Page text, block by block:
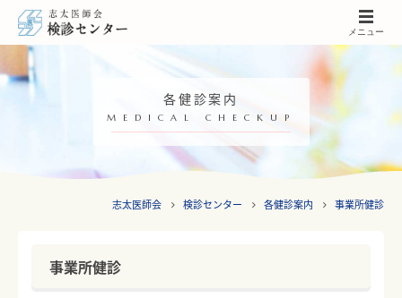
メニュー
各健診案内
MEDICAL CHECKUP
志太医師会 検診センター 各健診案内 事業所健診
事業所健診